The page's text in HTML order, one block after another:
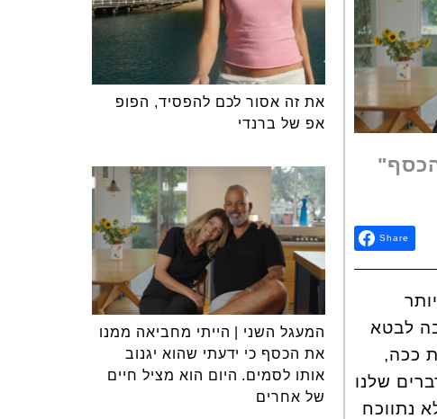
Share
לבטא
ככה,
שלנו
נתווכח
את זה אסור לכם להפסיד, הפופ
אפ של ברנדי
המעגל השני | הייתי מחביאה ממנו
את הכסף כי ידעתי שהוא יגנוב
אותו לסמים. היום הוא מציל חיים
של אחרים